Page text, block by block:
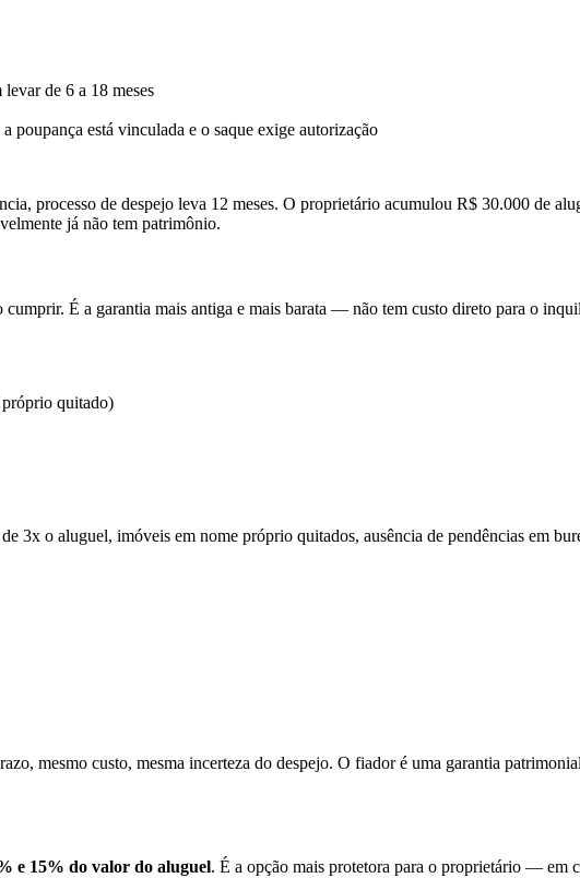
de 6 a 18 meses
está vinculada e o saque exige autorização
processo de despejo leva 12 meses. O proprietário acumulou R$ 30.000 de
já não tem patrimônio.
É a garantia mais antiga e mais barata — não tem custo direto para o
quitado)
o aluguel, imóveis em nome próprio quitados, ausência de pendências em
mesmo custo, mesma incerteza do despejo. O fiador é uma garantia
e 15% do valor do aluguel. É a opção mais protetora para o proprietário — em